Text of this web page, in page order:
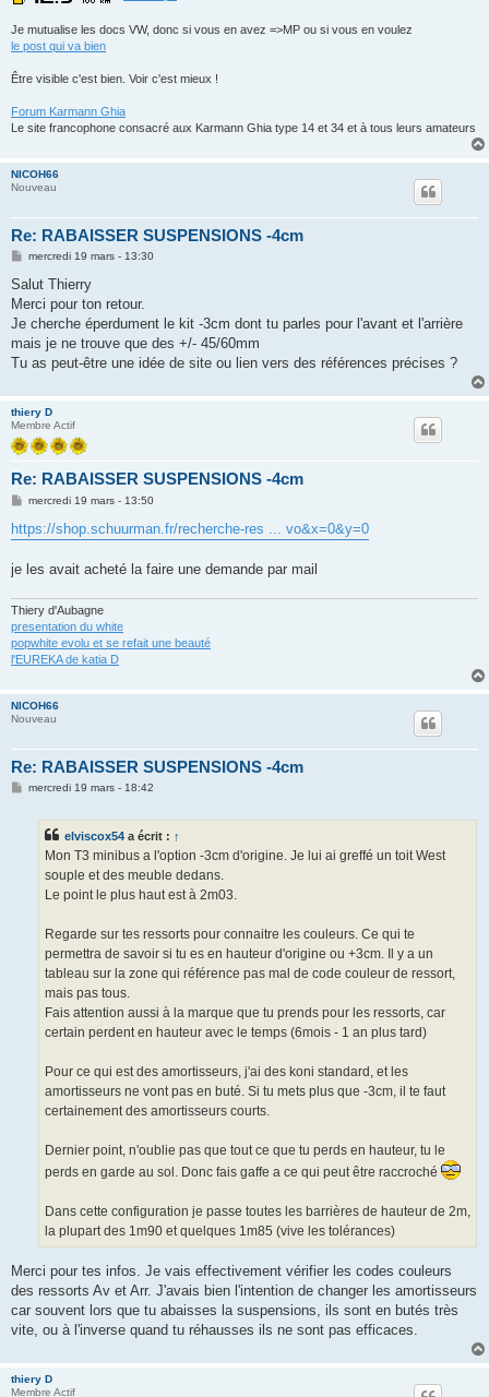
Je mutualise les docs VW, donc si vous en avez =>MP ou si vous en voulez
le post qui va bien
Être visible c'est bien. Voir c'est mieux !
Forum Karmann Ghia
Le site francophone consacré aux Karmann Ghia type 14 et 34 et à tous leurs amateurs
NICOH66
Nouveau
Re: RABAISSER SUSPENSIONS -4cm
M
s
a
g
mercredi 19 mars - 13:30
Salut Thierry
Merci pour ton retour.
Je cherche éperdument le kit -3cm dont tu parles pour l'avant et l'arrière
mais je ne trouve que des +/- 45/60mm
Tu as peut-être une idée de site ou lien vers des références précises ?
thiery D
Membre Actif
Re: RABAISSER SUSPENSIONS -4cm
M
s
s
g
e
mercredi 19 mars - 13:50
https://shop.schuurman.fr/recherche-res ... vo&x=0&y=0
je les avait acheté la faire une demande par mail
Thiery d'Aubagne
presentation du white
popwhite evolu et se refait une beauté
l'EUREKA de katia D
NICOH66
Nouveau
Re: RABAISSER SUSPENSIONS -4cm
Mmercredi 19 mars - 18:42
elviscox54 a écrit : ↑
Mon T3 minibus a l'option -3cm d'origine. Je lui ai greffé un toit West
souple et des meuble dedans.
Le point le plus haut est à 2m03.
Regarde sur tes ressorts pour connaitre les couleurs. Ce qui te
permettra de savoir si tu es en hauteur d'origine ou +3cm. Il y a un
tableau sur la zone qui référence pas mal de code couleur de ressort,
mais pas tous.
Fais attention aussi à la marque que tu prends pour les ressorts, car
certain perdent en hauteur avec le temps (6mois - 1 an plus tard)
Pour ce qui est des amortisseurs, j'ai des koni standard, et les
amortisseurs ne vont pas en buté. Si tu mets plus que -3cm, il te faut
certainement des amortisseurs courts.
Dernier point, n'oublie pas que tout ce que tu perds en hauteur, tu le
perds en garde au sol. Donc fais gaffe a ce qui peut être raccroché
Dans cette configuration je passe toutes les barrières de hauteur de 2m,
la plupart des 1m90 et quelques 1m85 (vive les tolérances)
Merci pour tes infos. Je vais effectivement vérifier les codes couleurs
des ressorts Av et Arr. J'avais bien l'intention de changer les amortisseurs
car souvent lors que tu abaisses la suspensions, ils sont en butés très
vite, ou à l'inverse quand tu réhausses ils ne sont pas efficaces.
thiery D
Membre Actif